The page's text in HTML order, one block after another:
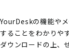
YourDeskの機能や
することをわかりや
ダウンロードの上、